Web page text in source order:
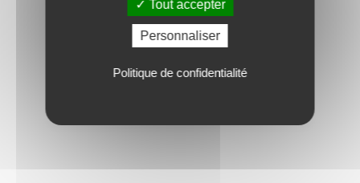
2025, une année riche en
Tout accepter
Personnaliser
Politique de confidentialité